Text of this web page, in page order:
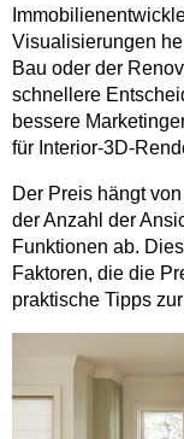
Visualisierungen
Bau oder der
schnellere
bessere
für Interior-3D-
Der Preis hängt
der Anzahl der
Funktionen ab.
Faktoren, die die
praktische Tipps